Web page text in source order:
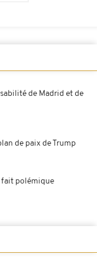
de Madrid et de
de paix de Trump
fait polémique